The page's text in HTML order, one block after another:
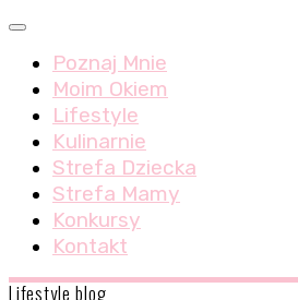
Skip
content
Menu
Poznaj Mnie
Moim Okiem
Lifestyle
Kulinarnie
Strefa Dziecka
Strefa Mamy
Konkursy
Kontakt
Lifestyle blog